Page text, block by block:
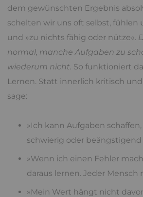
dem gewünschten Ergebnis
schelten wir uns oft selbst, fühlen
und »zu nichts fähig oder nütze«.
normal, manche Aufgaben zu
wiederum nicht. So funktioniert
Lernen. Statt innerlich kritisch
sage:
»Ich kann Aufgaben
schwierig oder beängstigend
»Wenn ich einen Fehler
daraus lernen. Jeder Mensch
»Mein Wert hängt nicht